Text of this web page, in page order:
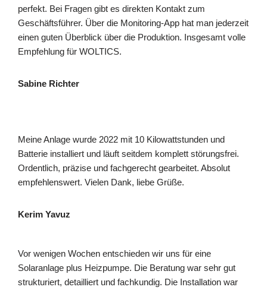
perfekt. Bei Fragen gibt es direkten Kontakt zum
Geschäftsführer. Über die Monitoring-App hat man jederzeit
einen guten Überblick über die Produktion. Insgesamt volle
Empfehlung für WOLTICS.
Sabine Richter
Meine Anlage wurde 2022 mit 10 Kilowattstunden und
Batterie installiert und läuft seitdem komplett störungsfrei.
Ordentlich, präzise und fachgerecht gearbeitet. Absolut
empfehlenswert. Vielen Dank, liebe Grüße.
Kerim Yavuz
Vor wenigen Wochen entschieden wir uns für eine
Solaranlage plus Heizpumpe. Die Beratung war sehr gut
strukturiert, detailliert und fachkundig. Die Installation war